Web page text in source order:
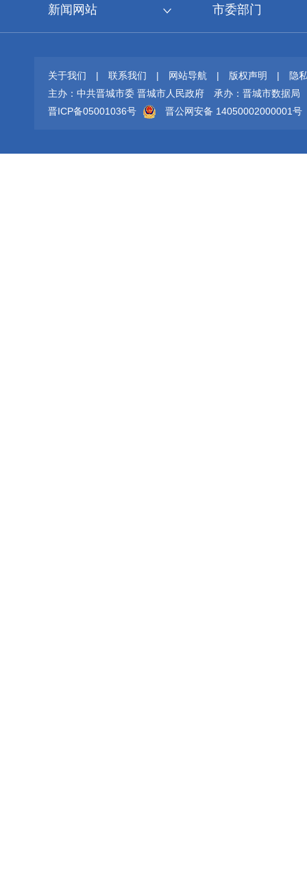
新闻网站 市委部门
关于我们 | 联系我们 | 网站导航 | 版权声明 |
隐
主办：中共晋城市委 晋城市人民政府
承办：晋城市数据局
晋ICP备05001036号
晋公网安备 14050002000001号